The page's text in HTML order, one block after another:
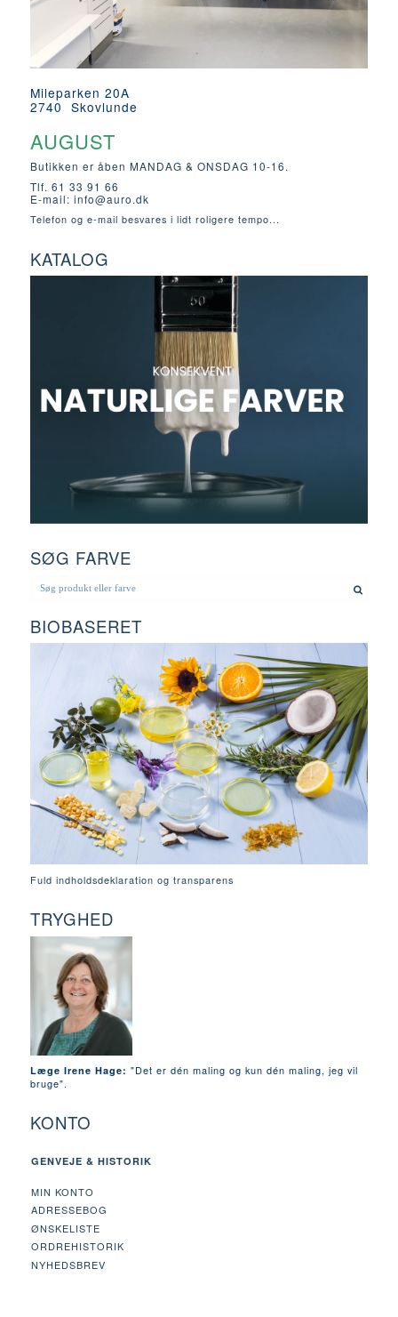
Mileparken 20A
2740 Skovlunde
AUGUST
Butikken er åben MANDAG & ONSDAG 10-16.
Tlf. 61 33 91 66
E-mail: info@auro.dk
Telefon og e-mail besvares i lidt roligere tempo...
KATALOG
SØG FARVE
BIOBASERET
Fuld indholdsdeklaration og transparens
TRYGHED
Læge Irene Hage: "Det er dén maling og kun dén maling, jeg vil
bruge".
KONTO
GENVEJE & HISTORIK
MIN KONTO
ADRESSEBOG
ØNSKELISTE
ORDREHISTORIK
NYHEDSBREV